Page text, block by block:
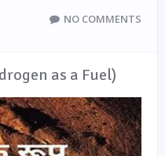
NO COMMENTS
as a Fuel)